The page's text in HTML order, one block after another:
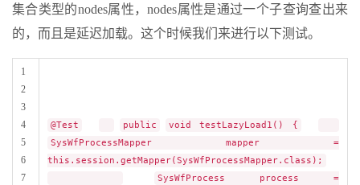
集合类型的nodes属性，nodes属性是通过一个子查询查出来
的，而且是延迟加载。这个时候我们来进行以下测试。
1
2
3
4
5
6
7
@Test public
void testLazyLoad1() {
SysWfProcessMapper mapper =
this.session.getMapper(SysWfProcessMapper.class);
SysWfProcess process =